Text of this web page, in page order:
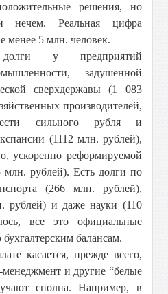
решения, но
нечем. Реальная цифра
менее 5 млн. человек.
у предприятий
задушенной
сверхдержавы (1 083
производителей,
сильного рубля и
(1112 млн. рублей),
ускоренно реформируемой
млн. рублей). Есть долги по
(266 млн. рублей),
рублей) и даже науки (110
все это официальные
балансам.
касается, прежде всего,
и другие “белые
сполна. Например, в